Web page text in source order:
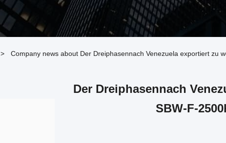
> Company news about Der Dreiphasennach Venezuela exportiert zu
Der Dreiphasennach
SBW-F-